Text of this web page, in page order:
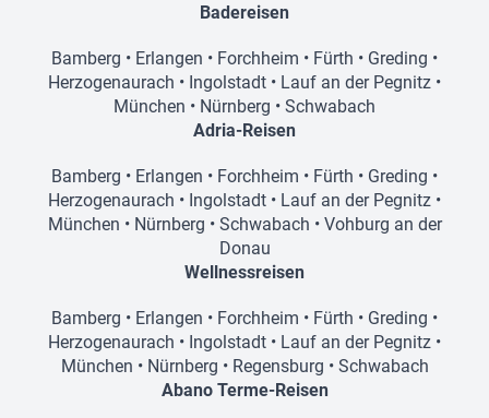
Badereisen
Bamberg • Erlangen • Forchheim • Fürth • Greding •
Herzogenaurach • Ingolstadt • Lauf an der Pegnitz •
München • Nürnberg • Schwabach
Adria-Reisen
Bamberg • Erlangen • Forchheim • Fürth • Greding •
Herzogenaurach • Ingolstadt • Lauf an der Pegnitz •
München • Nürnberg • Schwabach • Vohburg an der
Donau
Wellnessreisen
Bamberg • Erlangen • Forchheim • Fürth • Greding •
Herzogenaurach • Ingolstadt • Lauf an der Pegnitz •
München • Nürnberg • Regensburg • Schwabach
Abano Terme-Reisen